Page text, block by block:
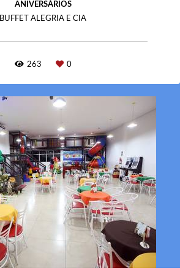
ANIVERSÁRIOS
BUFFET ALEGRIA E CIA
263 0